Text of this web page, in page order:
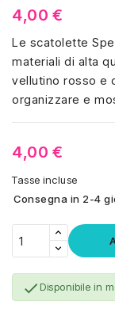
4,00 €
Le scatolette
materiali di alta
vellutino rosso e
organizzare e
4,00 €
Tasse incluse
Consegna in 2-4
Disponibile in